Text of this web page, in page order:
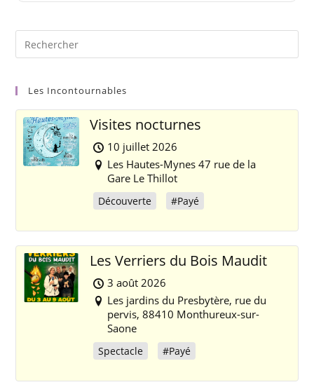
Les Incontournables
Visites nocturnes
10 juillet 2026
Les Hautes-Mynes 47 rue de la
Gare Le Thillot
Découverte #Payé
Les Verriers du Bois Maudit
3 août 2026
Les jardins du Presbytère, rue du
pervis, 88410 Monthureux-sur-
Saone
Spectacle #Payé